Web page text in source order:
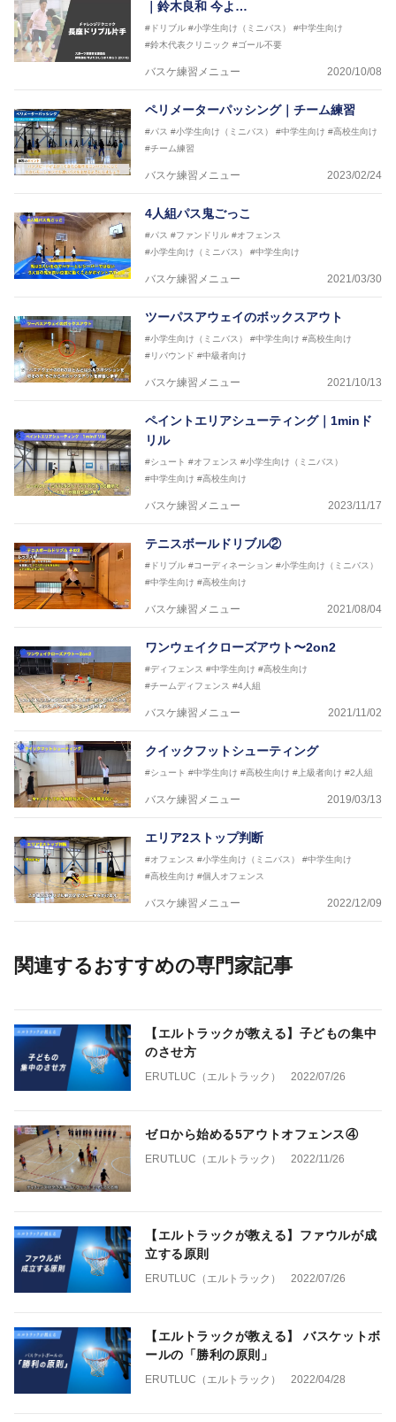
｜鈴木良和 今よ…
#ドリブル #小学生向け（ミニバス）
#中学生向け
#鈴木代表クリニック #ゴール不要
バスケ練習メニュー 2020/10/08
ペリメーターパッシング｜チーム練習
#パス #小学生向け（ミニバス） #中学生向け #高校生向け
#チーム練習
バスケ練習メニュー 2023/02/24
4人組パス鬼ごっこ
#パス #ファンドリル #オフェンス
#小学生向け（ミニバス）
#中学生向け
バスケ練習メニュー 2021/03/30
ツーパスアウェイのボックスアウト
#小学生向け（ミニバス） #中学生向け #高校生向け
#リバウンド #中級者向け
バスケ練習メニュー 2021/10/13
ペイントエリアシューティング｜1minド
リル
#シュート #オフェンス #小学生向け（ミニバス）
#中学生向け #高校生向け
バスケ練習メニュー 2023/11/17
テニスボールドリブル②
#ドリブル #コーディネーション #小学生向け（ミニバス）
#中学生向け #高校生向け
バスケ練習メニュー 2021/08/04
ワンウェイクローズアウト〜2on2
#ディフェンス #中学生向け #高校生向け
#チームディフェンス #4人組
バスケ練習メニュー 2021/11/02
クイックフットシューティング
#シュート #中学生向け #高校生向け #上級者向け #2人組
バスケ練習メニュー 2019/03/13
エリア2ストップ判断
#オフェンス #小学生向け（ミニバス）
#中学生向け
#高校生向け #個人オフェンス
バスケ練習メニュー 2022/12/09
関連するおすすめの専門家記事
【エルトラックが教える】子どもの集中
のさせ方
ERUTLUC（エルトラック） 2022/07/26
ゼロから始める5アウトオフェンス④
ERUTLUC（エルトラック） 2022/11/26
【エルトラックが教える】ファウルが成
立する原則
ERUTLUC（エルトラック） 2022/07/26
【エルトラックが教える】 バスケットボ
ールの「勝利の原則」
ERUTLUC（エルトラック） 2022/04/28